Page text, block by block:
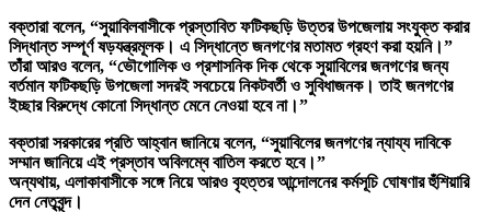
বক্তারা বলেন, “সুয়াবিলবাসীকে প্রস্তাবিত ফটিকছড়ি উত্তর উপজেলায় সংযুক্ত করার
সিদ্ধান্ত সম্পূর্ণ ষড়যন্ত্রমূলক। এ সিদ্ধান্তে জনগণের মতামত গ্রহণ করা হয়নি।”
তাঁরা আরও বলেন, “ভৌগোলিক ও প্রশাসনিক দিক থেকে সুয়াবিলের জনগণের জন্য
বর্তমান ফটিকছড়ি উপজেলা সদরই সবচেয়ে নিকটবর্তী ও সুবিধাজনক। তাই জনগণের
ইচ্ছার বিরুদ্ধে কোনো সিদ্ধান্ত মেনে নেওয়া হবে না।”
বক্তারা সরকারের প্রতি আহ্বান জানিয়ে বলেন, “সুয়াবিলের জনগণের ন্যায্য দাবিকে
সম্মান জানিয়ে এই প্রস্তাব অবিলম্বে বাতিল করতে হবে।”
অন্যথায়, এলাকাবাসীকে সঙ্গে নিয়ে আরও বৃহত্তর আন্দোলনের কর্মসূচি ঘোষণার হুঁশিয়ারি
দেন নেতৃবৃন্দ।